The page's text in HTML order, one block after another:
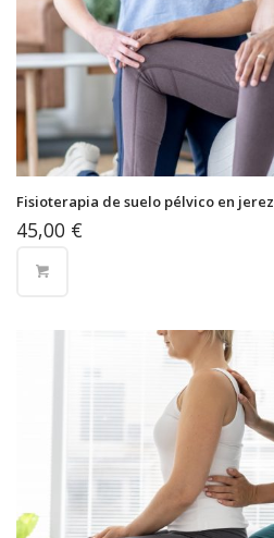
Fisioterapia de suelo pélvico en jerez
45,00 €